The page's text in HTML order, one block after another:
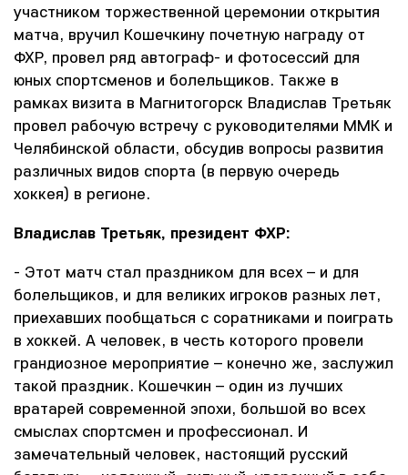
участником торжественной церемонии открытия
матча, вручил Кошечкину почетную награду от
ФХР, провел ряд автограф- и фотосессий для
юных спортсменов и болельщиков. Также в
рамках визита в Магнитогорск Владислав Третьяк
провел рабочую встречу с руководителями ММК и
Челябинской области, обсудив вопросы развития
различных видов спорта (в первую очередь
хоккея) в регионе.
Владислав Третьяк, президент ФХР:
- Этот матч стал праздником для всех – и для
болельщиков, и для великих игроков разных лет,
приехавших пообщаться с соратниками и поиграть
в хоккей. А человек, в честь которого провели
грандиозное мероприятие – конечно же, заслужил
такой праздник. Кошечкин – один из лучших
вратарей современной эпохи, большой во всех
смыслах спортсмен и профессионал. И
замечательный человек, настоящий русский